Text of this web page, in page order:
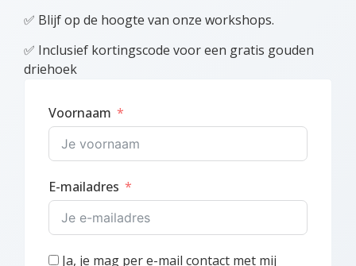
✅ Blijf op de hoogte van onze workshops.
✅ Inclusief kortingscode voor een gratis gouden
driehoek
Voornaam
E-mailadres
Ja, je mag per e-mail contact met mij